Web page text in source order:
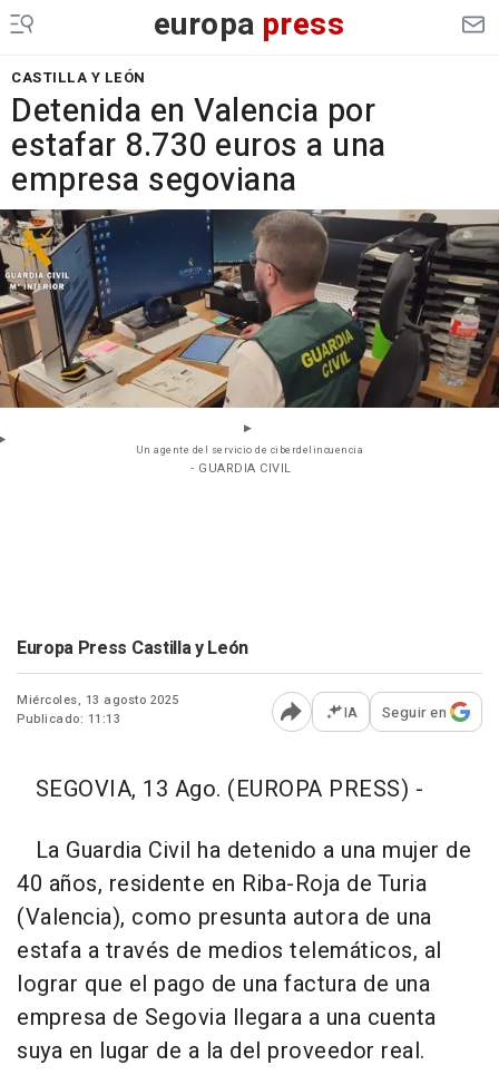
europa press
CASTILLA Y LEÓN
Detenida en Valencia por
estafar 8.730 euros a una
empresa segoviana
Un agente del servicio de ciberdelincuencia
- GUARDIA CIVIL
Europa Press Castilla y León
Miércoles, 13 agosto 2025
Publicado: 11:13
Abrir opciones para
IA Seguir en
SEGOVIA, 13 Ago. (EUROPA PRESS) -
La Guardia Civil ha detenido a una mujer de
40 años, residente en Riba-Roja de Turia
(Valencia), como presunta autora de una
estafa a través de medios telemáticos, al
lograr que el pago de una factura de una
empresa de Segovia llegara a una cuenta
suya en lugar de a la del proveedor real.